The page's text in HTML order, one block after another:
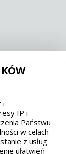
W3C
EAA/EN 301549
i
IP i
Państwu
w celach
z usług
ułatwień